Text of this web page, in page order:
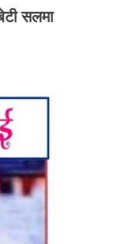
सलमा